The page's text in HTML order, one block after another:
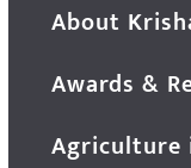
About
Awards &
Agriculture